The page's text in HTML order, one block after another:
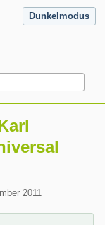
Dunkelmodus
2011